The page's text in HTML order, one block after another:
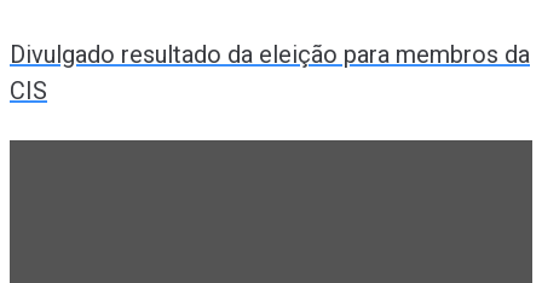
Divulgado resultado da eleição para membros da
CIS